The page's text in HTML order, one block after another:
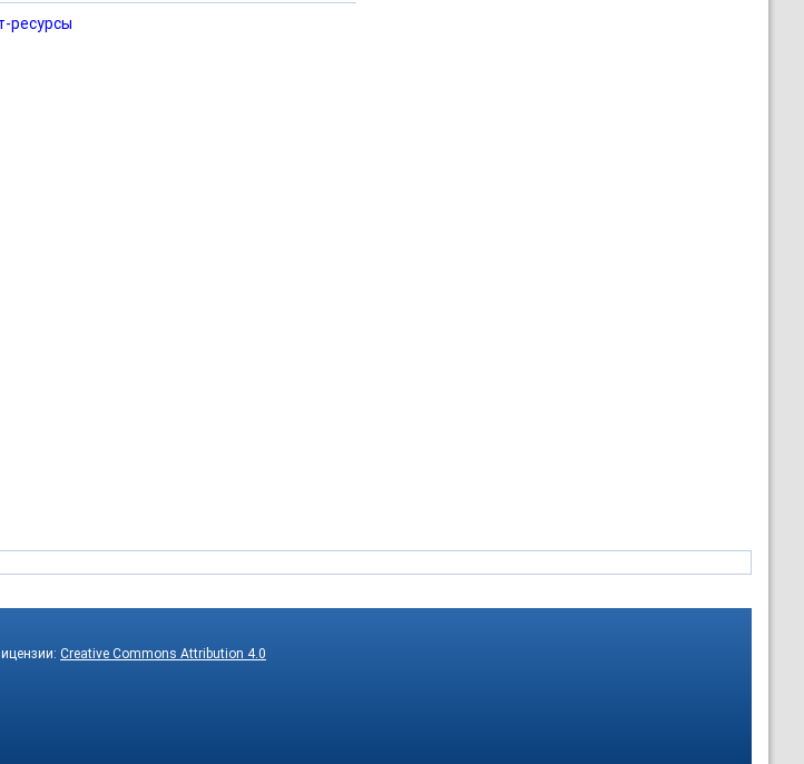
ресурсы
Creative Commons Attribution 4.0